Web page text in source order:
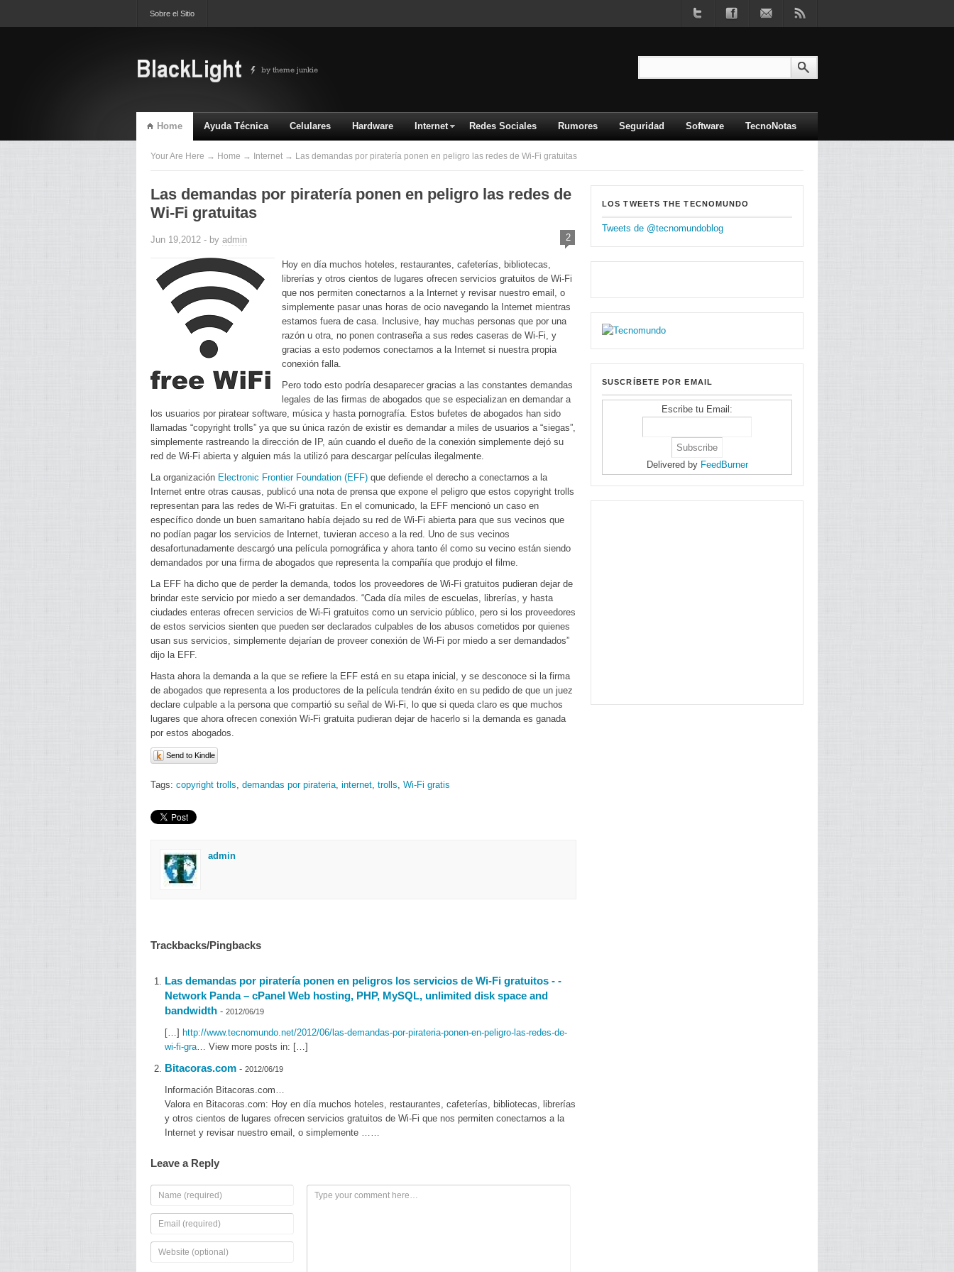
Sobre el Sitio
Home Ayuda Técnica Celulares Hardware Internet Redes Sociales Rumores Seguridad Software TecnoNotas
TV & Video Ultimas
Your Are Here → Home → Internet → Las demandas por piratería ponen en peligro las redes de Wi-Fi gratuitas
Las demandas por piratería ponen en peligro las redes de
Wi-Fi gratuitas
Jun 19,2012 - by admin 2
Hoy en día muchos hoteles, restaurantes, cafeterías, bibliotecas,
librerías y otros cientos de lugares ofrecen servicios gratuitos de Wi-Fi
que nos permiten conectarnos a la Internet y revisar nuestro email, o
simplemente pasar unas horas de ocio navegando la Internet mientras
estamos fuera de casa. Inclusive, hay muchas personas que por una
razón u otra, no ponen contraseña a sus redes caseras de Wi-Fi, y
gracias a esto podemos conectarnos a la Internet si nuestra propia
conexión falla.
Pero todo esto podría desaparecer gracias a las constantes demandas
legales de las firmas de abogados que se especializan en demandar a
los usuarios por piratear software, música y hasta pornografía. Estos bufetes de abogados han sido
llamadas “copyright trolls” ya que su única razón de existir es demandar a miles de usuarios a “siegas”,
simplemente rastreando la dirección de IP, aún cuando el dueño de la conexión simplemente dejó su
red de Wi-Fi abierta y alguien más la utilizó para descargar películas ilegalmente.
La organización Electronic Frontier Foundation (EFF) que defiende el derecho a conectarnos a la
Internet entre otras causas, publicó una nota de prensa que expone el peligro que estos copyright trolls
representan para las redes de Wi-Fi gratuitas. En el comunicado, la EFF mencionó un caso en
específico donde un buen samaritano había dejado su red de Wi-Fi abierta para que sus vecinos que
no podían pagar los servicios de Internet, tuvieran acceso a la red. Uno de sus vecinos
desafortunadamente descargó una película pornográfica y ahora tanto él como su vecino están siendo
demandados por una firma de abogados que representa la compañía que produjo el filme.
La EFF ha dicho que de perder la demanda, todos los proveedores de Wi-Fi gratuitos pudieran dejar de
brindar este servicio por miedo a ser demandados. “Cada día miles de escuelas, librerías, y hasta
ciudades enteras ofrecen servicios de Wi-Fi gratuitos como un servicio público, pero si los proveedores
de estos servicios sienten que pueden ser declarados culpables de los abusos cometidos por quienes
usan sus servicios, simplemente dejarían de proveer conexión de Wi-Fi por miedo a ser demandados”
dijo la EFF.
Hasta ahora la demanda a la que se refiere la EFF está en su etapa inicial, y se desconoce si la firma
de abogados que representa a los productores de la película tendrán éxito en su pedido de que un juez
declare culpable a la persona que compartió su señal de Wi-Fi, lo que si queda claro es que muchos
lugares que ahora ofrecen conexión Wi-Fi gratuita pudieran dejar de hacerlo si la demanda es ganada
por estos abogados.
Send to Kindle
Tags: copyright trolls, demandas por pirateria, internet, trolls, Wi-Fi gratis
admin
Trackbacks/Pingbacks
Las demandas por piratería ponen en peligros los servicios de Wi-Fi gratuitos - -
Network Panda – cPanel Web hosting, PHP, MySQL, unlimited disk space and
bandwidth - 2012/06/19
[…] http://www.tecnomundo.net/2012/06/las-demandas-por-pirateria-ponen-en-peligro-las-redes-de-
wi-fi-gra… View more posts in: […]
Bitacoras.com - 2012/06/19
Información Bitacoras.com…
Valora en Bitacoras.com: Hoy en día muchos hoteles, restaurantes, cafeterías, bibliotecas, librerías
y otros cientos de lugares ofrecen servicios gratuitos de Wi-Fi que nos permiten conectarnos a la
Internet y revisar nuestro email, o simplemente ……
Leave a Reply
LOS TWEETS THE TECNOMUNDO
Tweets de @tecnomundoblog
SUSCRÍBETE POR EMAIL
Escribe tu Email:
Delivered by FeedBurner